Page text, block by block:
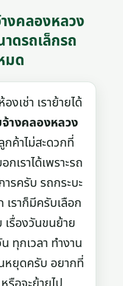
งคลองหลวง
าดรถเล็กรถ
มด
เช่า เราย้ายได้
างคลองหลวง
กค้าไม่สะดวกที่
เราได้เพราะรถ
ารครับ รถกระบะ
เราก็มีครับเลือก
เรื่องวันขนย้าย
ทุกเวลา ทำงาน
หยุดครับ อยากที่